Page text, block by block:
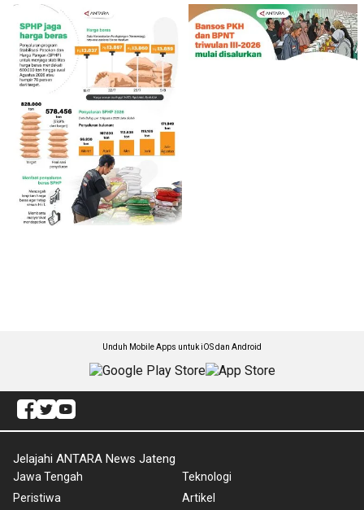
Unduh Mobile Apps untuk iOS dan Android
Jelajahi ANTARA News Jateng
Jawa Tengah
Peristiwa
Teknologi
Artikel